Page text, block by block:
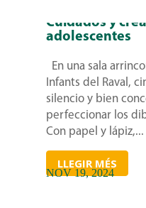
Cuidados y
adolescentes
En una sala
Infants del Raval,
silencio y bien
perfeccionar los
Con papel y lápiz,...
LLEGIR MÉS
NOV 19, 2024